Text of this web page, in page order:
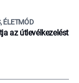
ÉLETMÓD
az útlevélkezelést